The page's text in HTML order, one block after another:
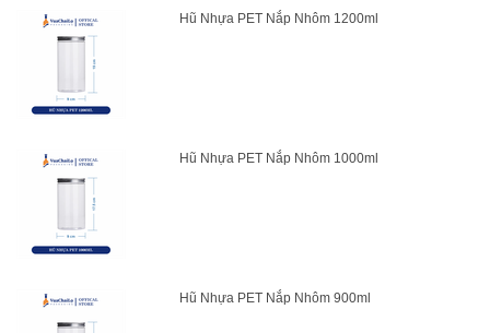
Hũ Nhựa PET Nắp Nhôm 1200ml
Hũ Nhựa PET Nắp Nhôm 1000ml
Hũ Nhựa PET Nắp Nhôm 900ml